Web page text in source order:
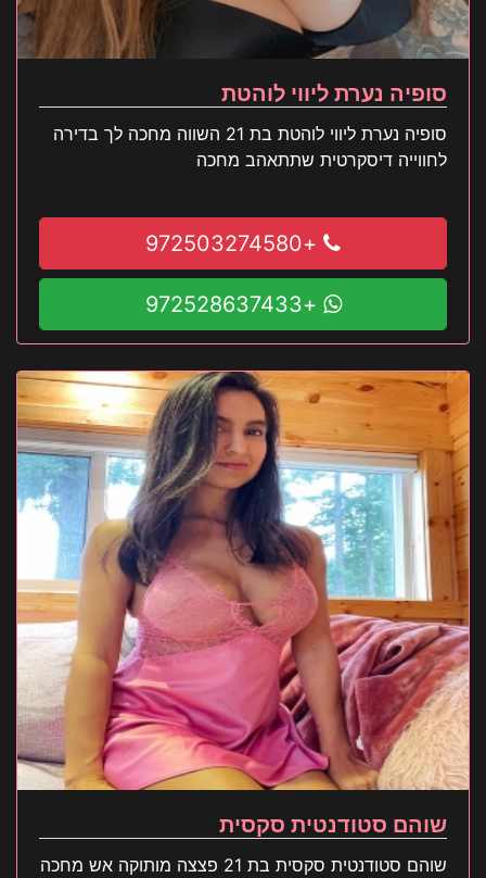
סופיה נערת ליווי לוהטת
סופיה נערת ליווי לוהטת בת 21 השווה מחכה לך בדירה
לחווייה דיסקרטית שתתאהב מחכה
+972503274580
+972528637433
שוהם סטודנטית סקסית
שוהם סטודנטית סקסית בת 21 פצצה מותוקה אש מחכה